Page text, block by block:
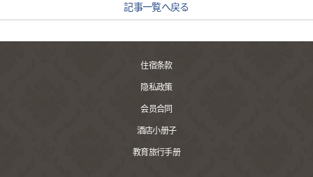
記事一覧へ戻る
住宿条款
隐私政策
会员合同
酒店小册子
教育旅行手册